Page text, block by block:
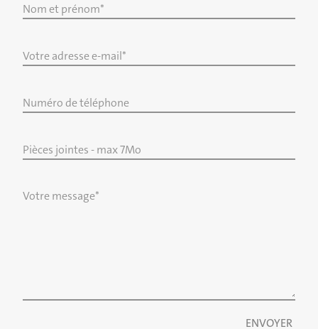
Nom et prénom*
Votre adresse e-mail*
Numéro de téléphone
Pièces jointes - max 7Mo
Votre message*